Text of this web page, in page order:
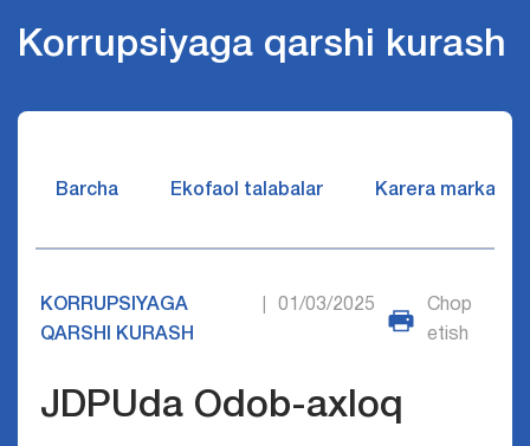
Korrupsiyaga qarshi kurash
Barcha Ekofaol talabalar Karera markazi
KORRUPSIYAGA
QARSHI KURASH
01/03/2025
Chop
etish
JDPUda Odob-axloq